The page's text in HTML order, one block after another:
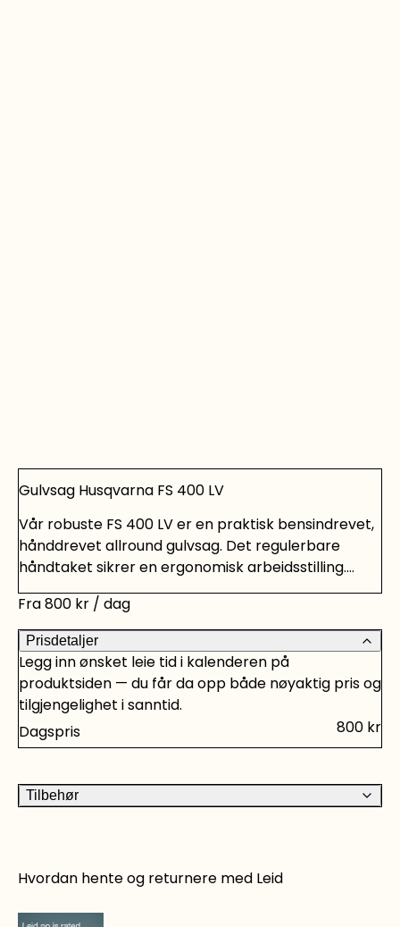
Gulvsag Husqvarna FS 400 LV
Vår robuste FS 400 LV er en praktisk bensindrevet,
hånddrevet allround gulvsag. Det regulerbare
håndtaket sikrer en ergonomisk arbeidsstilling.
Perfekt vektfordeling gir fremragende stabilitet
under sagingen. Ideell til saging i betong eller asfalt.
Slitasje på diamantblad vil påløpe ved retur .
Belastes pr.mm
Fra800 kr / dag
Prisdetaljer
Legg inn ønsket leie tid i kalenderen på
produktsiden — du får da opp både nøyaktig pris og
tilgjengelighet i sanntid.
Dagspris
800 kr
Tilbehør
Hvordan hente og returnere med Leid